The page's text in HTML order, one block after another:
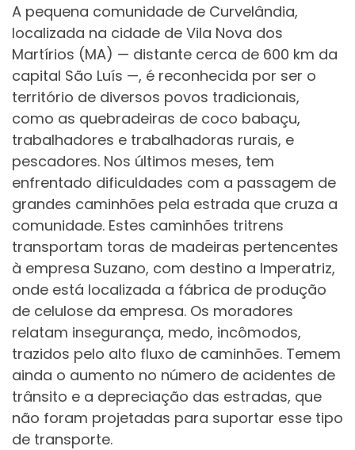
A pequena comunidade de Curvelândia,
localizada na cidade de Vila Nova dos
Martírios (MA) — distante cerca de 600 km da
capital São Luís —, é reconhecida por ser o
território de diversos povos tradicionais,
como as quebradeiras de coco babaçu,
trabalhadores e trabalhadoras rurais, e
pescadores. Nos últimos meses, tem
enfrentado dificuldades com a passagem de
grandes caminhões pela estrada que cruza a
comunidade. Estes caminhões tritrens
transportam toras de madeiras pertencentes
à empresa Suzano, com destino a Imperatriz,
onde está localizada a fábrica de produção
de celulose da empresa. Os moradores
relatam insegurança, medo, incômodos,
trazidos pelo alto fluxo de caminhões. Temem
ainda o aumento no número de acidentes de
trânsito e a depreciação das estradas, que
não foram projetadas para suportar esse tipo
de transporte.